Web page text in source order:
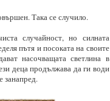
Така се случило.
случайност, но силната
пътя и посоката на своите
насочващата светлина в
деца продължава да ги води
занапред.